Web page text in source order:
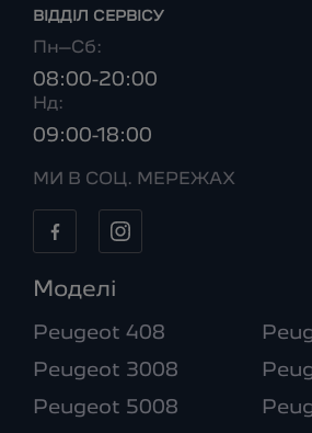
ВІДДІЛ CЕРВІСУ
Пн–Сб:
08:00-20:00
Нд:
09:00-18:00
МИ В СОЦ. МЕРЕЖАХ
Моделі
Peugeot 408
Peugeot 3008
Peugeot 5008